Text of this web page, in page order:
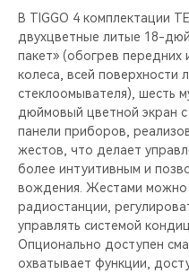
В TIGGO 4 комплектации
двухцветные литые 18-
пакет» (обогрев передних
колеса, всей поверхности
стеклоомывателя), шесть
дюймовый цветной экран
панели приборов,
жестов, что делает
более интуитивным и
вождения. Жестами можно
радиостанции,
управлять системой
Опционально доступен
охватывает функции,